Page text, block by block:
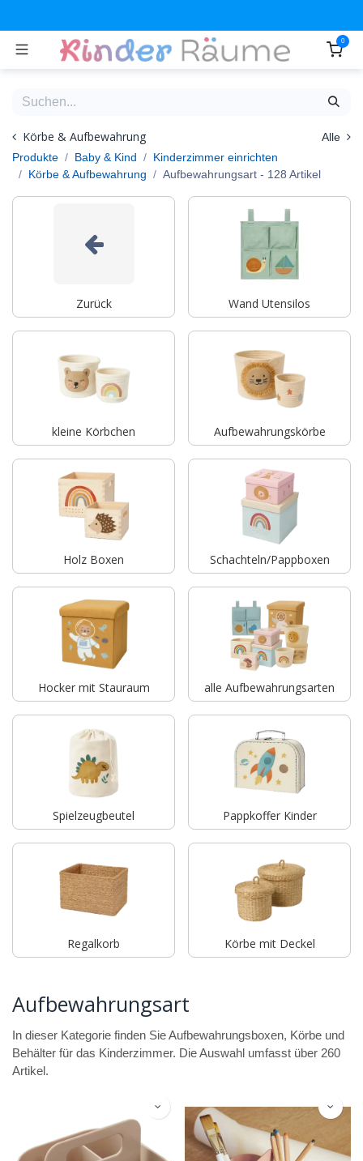
0
Körbe & Aufbewahrung
Alle
Produkte
Baby & Kind
Kinderzimmer einrichten
Körbe & Aufbewahrung
Aufbewahrungsart - 128 Artikel
Zurück Wand Utensilos
kleine Körbchen Aufbewahrungskörbe
Holz Boxen Schachteln/Pappboxen
Hocker mit Stauraum alle Aufbewahrungsarten
Spielzeugbeutel Pappkoffer Kinder
Regalkorb Körbe mit Deckel
Aufbewahrungsart
In dieser Kategorie finden Sie Aufbewahrungsboxen, Körbe und
Behälter für das Kinderzimmer. Die Auswahl umfasst über 260
Artikel.